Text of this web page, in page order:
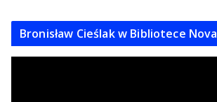
Bronisław Cieślak w Bibliotece Nova